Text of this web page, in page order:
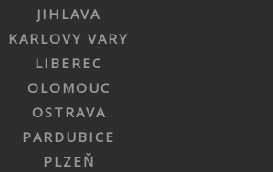
JIHLAVA
KARLOVY VARY
LIBEREC
OLOMOUC
OSTRAVA
PARDUBICE
PLZEŇ